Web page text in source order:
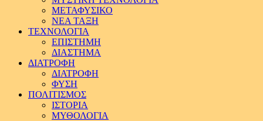
ΜΕΤΑΦΥΣΙΚΟ
ΝΕΑ ΤΑΞΗ
ΤΕΧΝΟΛΟΓΙΑ
ΕΠΙΣΤΗΜΗ
ΔΙΑΣΤΗΜΑ
ΔΙΑΤΡΟΦΗ
ΔΙΑΤΡΟΦΗ
ΦΥΣΗ
ΠΟΛΙΤΙΣΜΟΣ
ΙΣΤΟΡΙΑ
ΜΥΘΟΛΟΓΙΑ